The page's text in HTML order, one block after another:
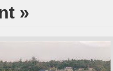
»